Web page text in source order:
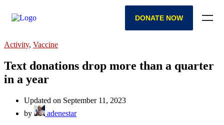
DONATE NOW
Activity, Vaccine
Text donations drop more than a quarter
in a year
Updated on September 11, 2023
by
adenestar